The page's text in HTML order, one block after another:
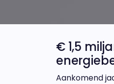
€ 1,5
Aankomend